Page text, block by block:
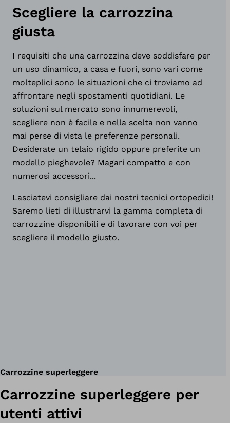
Scegliere la carrozzina
giusta
I requisiti che una carrozzina deve soddisfare per
un uso dinamico, a casa e fuori, sono vari come
molteplici sono le situazioni che ci troviamo ad
affrontare negli spostamenti quotidiani. Le
soluzioni sul mercato sono innumerevoli,
scegliere non è facile e nella scelta non vanno
mai perse di vista le preferenze personali.
Desiderate un telaio rigido oppure preferite un
modello pieghevole? Magari compatto e con
numerosi accessori...
Lasciatevi consigliare dai nostri tecnici ortopedici!
Saremo lieti di illustrarvi la gamma completa di
carrozzine disponibili e di lavorare con voi per
scegliere il modello giusto.
Carrozzine superleggere
Carrozzine superleggere per
utenti attivi